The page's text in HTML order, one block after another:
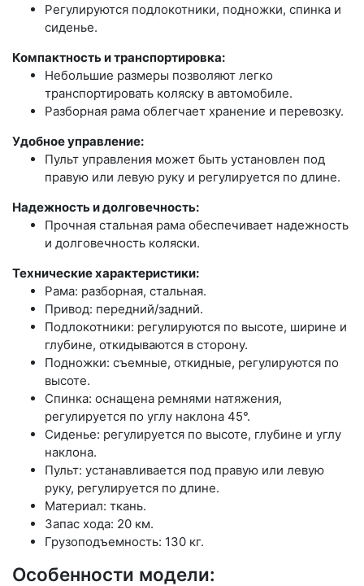
Регулируются подлокотники, подножки, спинка и
сиденье.
Компактность и транспортировка:
Небольшие размеры позволяют легко
транспортировать коляску в автомобиле.
Разборная рама облегчает хранение и перевозку.
Удобное управление:
Пульт управления может быть установлен под
правую или левую руку и регулируется по длине.
Надежность и долговечность:
Прочная стальная рама обеспечивает надежность
и долговечность коляски.
Технические характеристики:
Рама: разборная, стальная.
Привод: передний/задний.
Подлокотники: регулируются по высоте, ширине и
глубине, откидываются в сторону.
Подножки: съемные, откидные, регулируются по
высоте.
Спинка: оснащена ремнями натяжения,
регулируется по углу наклона 45°.
Сиденье: регулируется по высоте, глубине и углу
наклона.
Пульт: устанавливается под правую или левую
руку, регулируется по длине.
Материал: ткань.
Запас хода: 20 км.
Грузоподъемность: 130 кг.
Особенности модели: